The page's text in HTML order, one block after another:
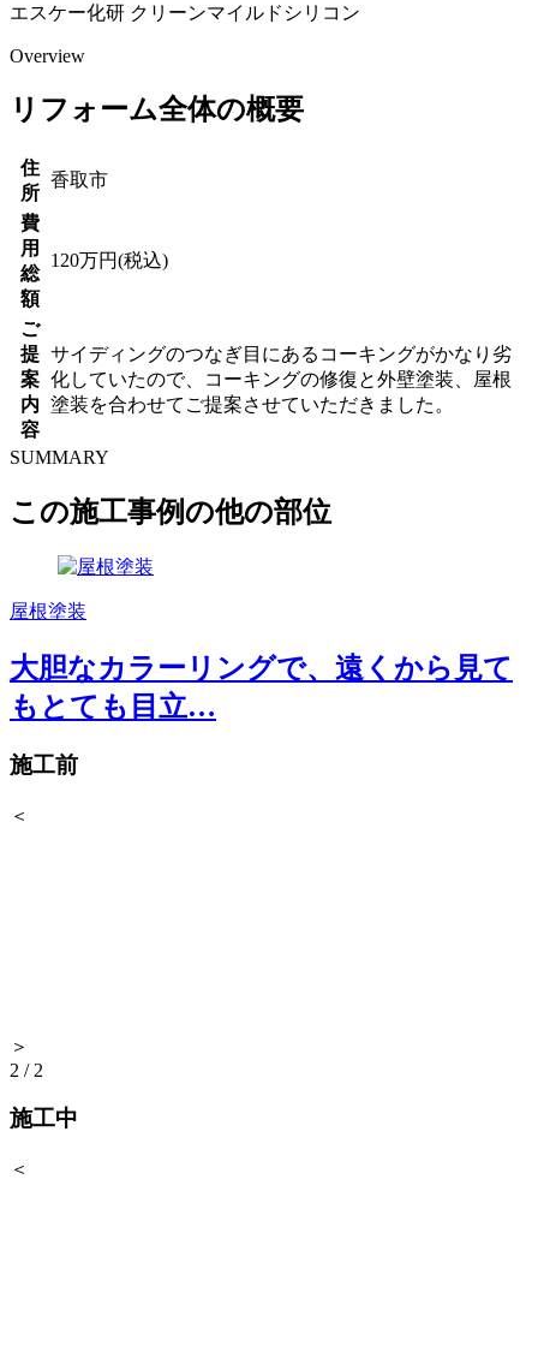
エスケー化研 クリーンマイルドシリコン
Overview
リフォーム全体の概要
住
所
香取市
費
用
総
額
120万円(税込)
ご
提
案
内
容
サイディングのつなぎ目にあるコーキングがかなり劣
化していたので、コーキングの修復と外壁塗装、屋根
塗装を合わせてご提案させていただきました。
SUMMARY
この施工事例の他の部位
屋根塗装
大胆なカラーリングで、遠くから見て
もとても目立…
施工前
＜
＞
2 / 2
施工中
＜